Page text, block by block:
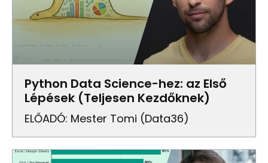
Python Data Science-hez: az Első
Lépések (Teljesen Kezdőknek)
ELŐADÓ: Mester Tomi (Data36)